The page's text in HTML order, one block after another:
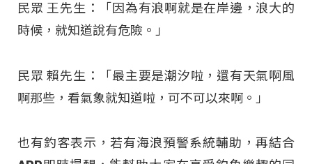
民眾 王先生：「因為有浪啊就是在岸邊，浪大的
時候，就知道說有危險。」
民眾 賴先生：「最主要是潮汐啦，還有天氣啊風
啊那些，看氣象就知道啦，可不可以來啊。」
也有釣客表示，若有海浪預警系統輔助，再結合